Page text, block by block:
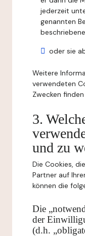
jederzeit
genannten
oder sie
Weitere
verwendeten
Zwecken
3.
und zu
Die Cookies,
Partner auf
können die
Die
der
(d.h.